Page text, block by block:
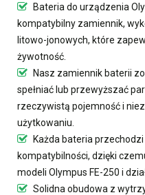
Bateria do urządzenia
kompatybilny zamiennik,
litowo-jonowych, które
żywotność.
Nasz zamiennik baterii
spełniać lub przewyższać
rzeczywistą pojemność i
użytkowaniu.
Każda bateria
kompatybilności, dzięki
modeli Olympus FE-250 i
Solidna obudowa z